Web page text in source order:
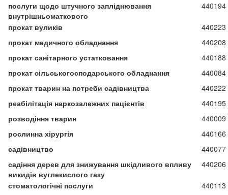
послуги щодо штучного запліднювання
внутрішньоматкового
440194
прокат вуликів
440223
прокат медичного обладнання
440208
прокат санітарного устатковання
440188
прокат сільськогосподарського обладнання
440084
прокат тварин на потреби садівництва
440222
реабілітація наркозалежних пацієнтів
440195
розводіння тварин
440009
рослинна хірургія
440166
садівництво
440077
садіння дерев для знижування шкідливого впливу
викидів вуглекислого газу
440206
стоматологічні послуги
440113